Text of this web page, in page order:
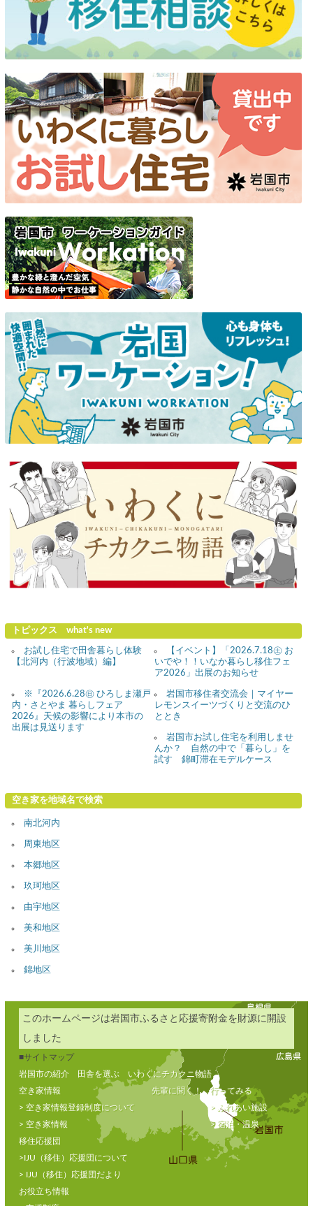
トピックス what's new
お試し住宅で田舎暮らし体験
【北河内（行波地域）編】
【イベント】「2026.7.18㊏ お
いでや！！いなか暮らし移住フェ
ア2026」出展のお知らせ
※『2026.6.28㊐ ひろしま瀬戸
内・さとやま 暮らしフェア
2026』天候の影響により本市の
出展は見送ります
岩国市移住者交流会｜マイヤー
レモンスイーツづくりと交流のひ
ととき
岩国市お試し住宅を利用しませ
んか？ 自然の中で「暮らし」を
試す 錦町滞在モデルケース
空き家を地域名で検索
南北河内
周東地区
本郷地区
玖珂地区
由宇地区
美和地区
美川地区
錦地区
このホームページは岩国市ふるさと応援寄附金を財源に開設
しました
■サイトマップ
岩国市の紹介
田舎を選ぶ
いわくにチカクニ物語
空き家情報
> 空き家情報登録制度について
> 空き家情報
先輩に聞く！
行ってみる
> ふれあい施設
> 宿泊・温泉
移住応援団
>IJU（移住）応援団について
> IJU（移住）応援団だより
お役立ち情報